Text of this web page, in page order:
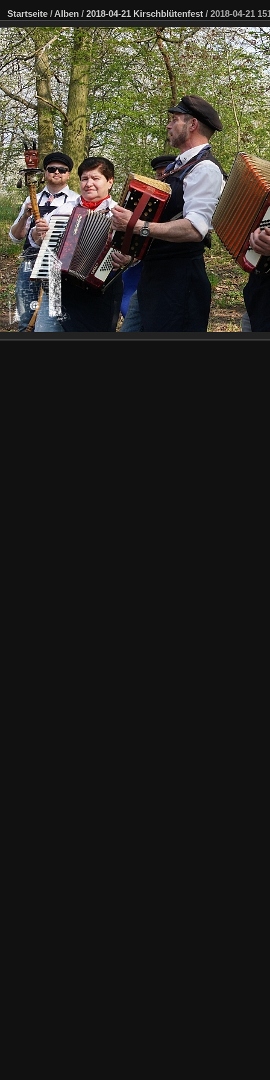
Startseite / Alben / 2018-04-21 Kirschblütenfest / 2018-04-21